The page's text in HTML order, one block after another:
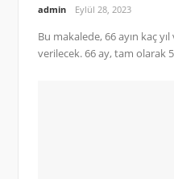
admin Eylül 28, 2023
Bu makalede, 66 ayın kaç
verilecek. 66 ay, tam olarak 5